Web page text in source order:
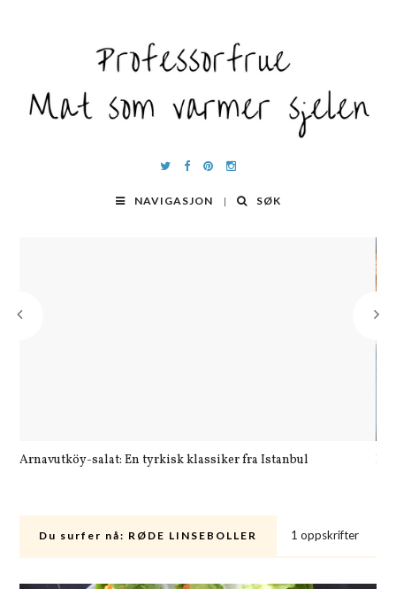
NAVIGASJON SØK
Arnavutköy-salat: En tyrkisk klassiker fra Istanbul
Du surfer nå: RØDE LINSEBOLLER 1 oppskrifter